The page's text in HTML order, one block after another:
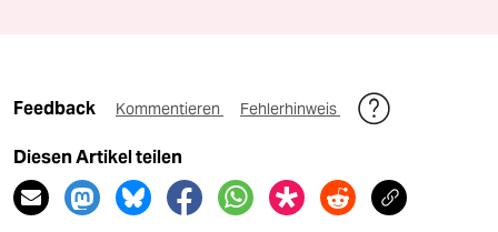
Feedback Kommentieren Fehlerhinweis
Diesen Artikel teilen